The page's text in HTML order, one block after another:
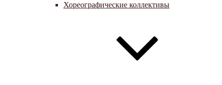
Хореографические коллективы